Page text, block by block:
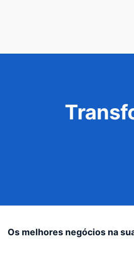
Os melhores negócios na